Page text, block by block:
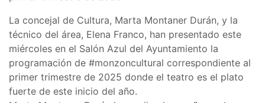
La concejal de Cultura, Marta Montaner Durán, y la
técnico del área, Elena Franco, han presentado este
miércoles en el Salón Azul del Ayuntamiento la
programación de #monzoncultural correspondiente al
primer trimestre de 2025 donde el teatro es el plato
fuerte de este inicio del año.